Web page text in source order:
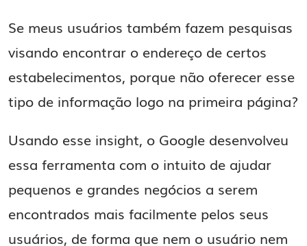
Se meus usuários também fazem pesquisas
visando encontrar o endereço de certos
estabelecimentos, porque não oferecer esse
tipo de informação logo na primeira página?
Usando esse insight, o Google desenvolveu
essa ferramenta com o intuito de ajudar
pequenos e grandes negócios a serem
encontrados mais facilmente pelos seus
usuários, de forma que nem o usuário nem